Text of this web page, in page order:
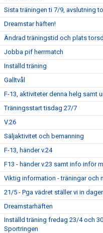
Sista träningen ti 7/9, avslutning
Dreamstar häften!
Ändrad träningstid och plats
Jobba pif herrmatch
Inställd träning
Galltvål
F-13, aktiviteter denna helg samt
Träningsstart tisdag 27/7
V.26
Säljaktivitet och bemanning
F-13, händer v.24
F13 - händer v.23 samt info inför
Viktig information - träningar och
21/5 - Pga vädret ställer vi in
Dreamstarhäften
Inställd träning fredag 23/4 och
Sportringen